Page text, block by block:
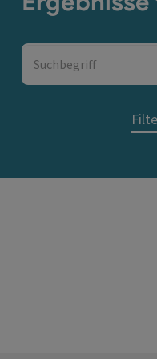
Suchbegriff